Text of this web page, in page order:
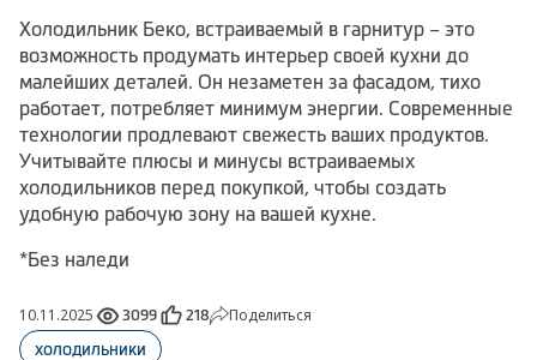
Холодильник Беко, встраиваемый в гарнитур – это
возможность продумать интерьер своей кухни до
малейших деталей. Он незаметен за фасадом, тихо
работает, потребляет минимум энергии. Современные
технологии продлевают свежесть ваших продуктов.
Учитывайте плюсы и минусы встраиваемых
холодильников перед покупкой, чтобы создать
удобную рабочую зону на вашей кухне.
*Без наледи
10.11.2025 3099 218 Поделиться
холодильники